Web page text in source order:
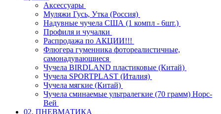
Аксессуары
Муляжи Гусь, Утка (Россия)
Надувные чучела США (1 компл - 6шт.)
Профиля и чучалки
Распродажа по АКЦИИ!!!
Флюгера гуменника фотореалистичные,
самонадувающиеся
Чучела BIRDLAND пластиковые (Китай)
Чучела SPORTPLAST (Италия)
Чучела мягкие (Китай)
Чучела сминаемые ультралегкие (70 грамм) Норс-
Вей
02. ПНЕВМАТИКА